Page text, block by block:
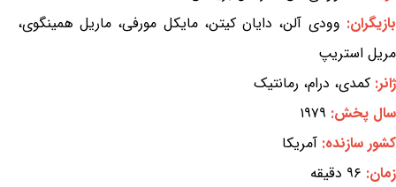
بازیگران: وودی آلن، دایان کیتن، مایکل مورفی، ماریل همینگوی،
مریل استریپ
ژانر: کمدی، درام، رمانتیک
سال پخش: ۱۹۷۹
کشور سازنده: آمریکا
زمان: ۹۶ دقیقه